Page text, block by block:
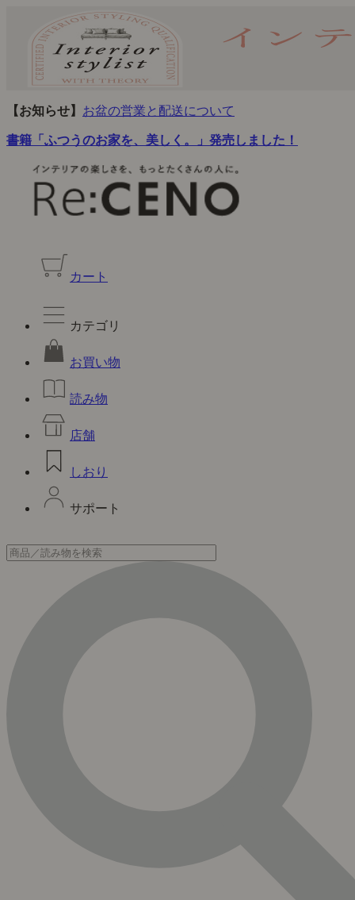
【お知らせ】 お盆の営業と配送について
書籍「ふつうのお家を、美しく。」発売しました！
カート
カテゴリ
お買い物
読み物
店舗
しおり
サポート